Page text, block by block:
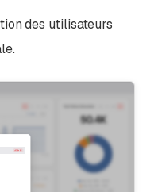
des utilisateurs